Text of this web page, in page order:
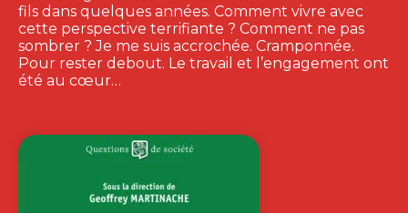
fils dans quelques années. Comment vivre avec
cette perspective terrifiante ? Comment ne pas
sombrer ? Je me suis accrochée. Cramponnée.
Pour rester debout. Le travail et l’engagement ont
été au cœur…